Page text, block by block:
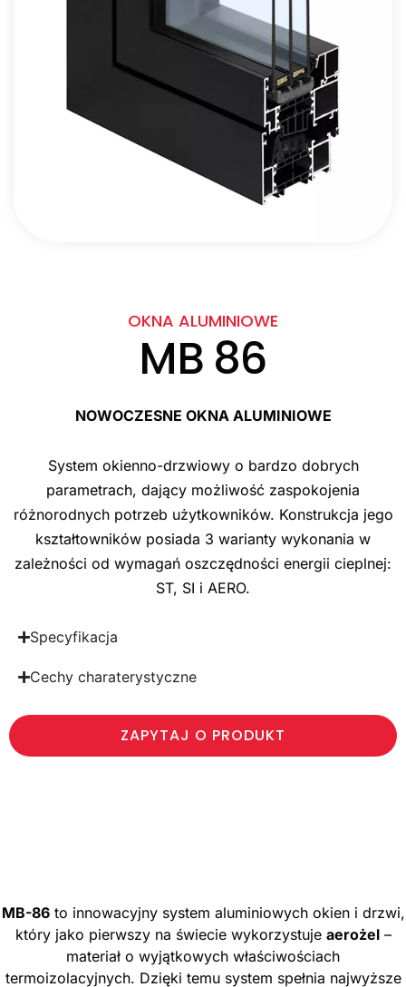
OKNA ALUMINIOWE
MB 86
NOWOCZESNE OKNA ALUMINIOWE
System okienno-drzwiowy o bardzo dobrych
parametrach, dający możliwość zaspokojenia
różnorodnych potrzeb użytkowników. Konstrukcja jego
kształtowników posiada 3 warianty wykonania w
zależności od wymagań oszczędności energii cieplnej:
ST, SI i AERO.
Specyfikacja
Cechy charaterystyczne
ZAPYTAJ O PRODUKT
MB-86to innowacyjny system aluminiowych okien i drzwi,
który jako pierwszy na świecie wykorzystuje aerożel–
materiał o wyjątkowych właściwościach
termoizolacyjnych. Dzięki temu system spełnia najwyższe